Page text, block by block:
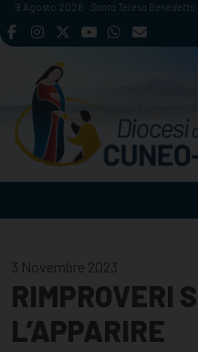
Skip
to
9 Agosto 2026 Santa Teresa
3 Novembre 2023
RIMPROVERI
L’APPARIRE